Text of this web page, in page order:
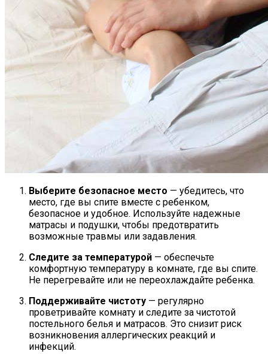
Выберите безопасное место — убедитесь, что
место, где вы спите вместе с ребенком,
безопасное и удобное. Используйте надежные
матрасы и подушки, чтобы предотвратить
возможные травмы или задавления.
Следите за температурой — обеспечьте
комфортную температуру в комнате, где вы спите.
Не перегревайте или не переохлаждайте ребенка.
Поддерживайте чистоту — регулярно
проветривайте комнату и следите за чистотой
постельного белья и матрасов. Это снизит риск
возникновения аллергических реакций и
инфекций.